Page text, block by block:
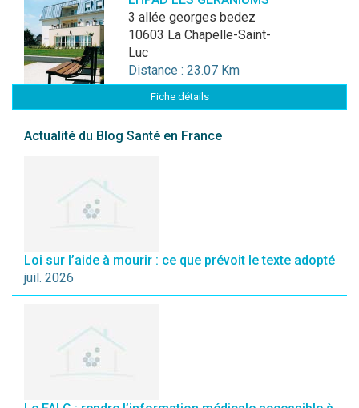
3 allée georges bedez
10603 La Chapelle-Saint-
Luc
Distance : 23.07 Km
Fiche détails
Actualité du Blog Santé en France
Loi sur l’aide à mourir : ce que prévoit le texte adopté
juil. 2026